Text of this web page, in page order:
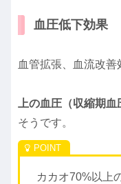
血圧低下効果
血管拡張、血流改善
上の血圧（収縮期
そうです。
カカオ70%以上